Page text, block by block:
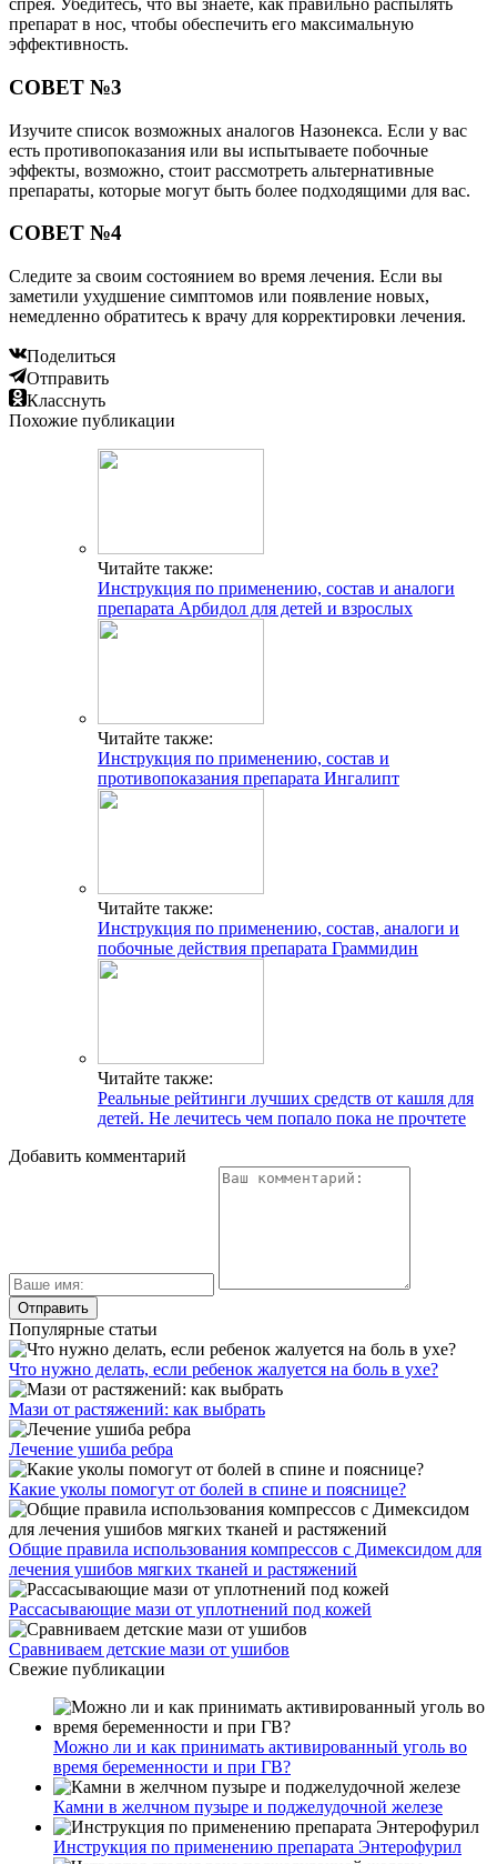
спрея. Убедитесь, что вы знаете, как правильно распылять
препарат в нос, чтобы обеспечить его максимальную
эффективность.
СОВЕТ №3
Изучите список возможных аналогов Назонекса. Если у вас
есть противопоказания или вы испытываете побочные
эффекты, возможно, стоит рассмотреть альтернативные
препараты, которые могут быть более подходящими для вас.
СОВЕТ №4
Следите за своим состоянием во время лечения. Если вы
заметили ухудшение симптомов или появление новых,
немедленно обратитесь к врачу для корректировки лечения.
Поделиться
Отправить
Класснуть
Похожие публикации
Читайте также:
Инструкция по применению, состав и аналоги
препарата Арбидол для детей и взрослых
Читайте также:
Инструкция по применению, состав и
противопоказания препарата Ингалипт
Читайте также:
Инструкция по применению, состав, аналоги и
побочные действия препарата Граммидин
Читайте также:
Реальные рейтинги лучших средств от кашля для
детей. Не лечитесь чем попало пока не прочтете
Добавить комментарий
Популярные статьи
Что нужно делать, если ребенок жалуется на боль в ухе?
Мази от растяжений: как выбрать
Лечение ушиба ребра
Какие уколы помогут от болей в спине и пояснице?
Общие правила использования компрессов с Димексидом для
лечения ушибов мягких тканей и растяжений
Рассасывающие мази от уплотнений под кожей
Сравниваем детские мази от ушибов
Свежие публикации
Можно ли и как принимать активированный уголь во
время беременности и при ГВ?
Камни в желчном пузыре и поджелудочной железе
Инструкция по применению препарата Энтерофурил